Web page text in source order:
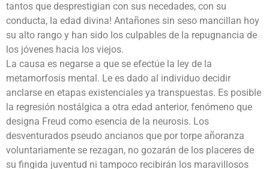
tantos que desprestigian con sus necedades, con su
conducta, la edad divina! Antañones sin seso mancillan hoy
su alto rango y han sido los culpables de la repugnancia de
los jóvenes hacia los viejos.
La causa es negarse a que se efectúe la ley de la
metamorfosis mental. Le es dado al individuo decidir
anclarse en etapas existenciales ya transpuestas. Es posible
la regresión nostálgica a otra edad anterior, fenómeno que
designa Freud como esencia de la neurosis. Los
desventurados pseudo ancianos que por torpe añoranza
voluntariamente se rezagan, no gozarán de los placeres de
su fingida juventud ni tampoco recibirán los maravillosos